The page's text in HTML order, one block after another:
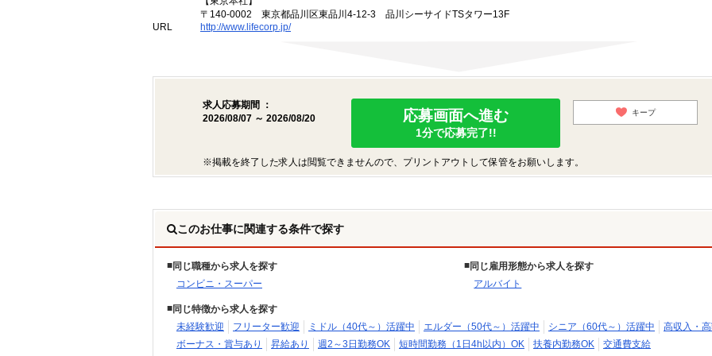
〒140-0002 東京都品川区東品川4-12-3 品川シーサイドTSタワー13F
URL
http://www.lifecorp.jp/
求人応募期間 ：
2026/08/07 ～ 2026/08/20
応募画面へ進む
1分で応募完了!!
キープ
※掲載を終了した求人は閲覧できませんので、プリントアウトして保管をお願いします。
このお仕事に関連する条件で探す
同じ職種から求人を探す
コンビニ・スーパー
同じ雇用形態から求人を探す
アルバイト
同じ特徴から求人を探す
未経験歓迎
フリーター歓迎 ミドル（40代～）活躍中 エルダー（50代～）活躍中 シニア（60代～）活躍中
高収入・
ボーナス・賞与あり
昇給あり 週2～3日勤務OK 短時間勤務（1日4h以内）OK 扶養内勤務OK 交通費支給